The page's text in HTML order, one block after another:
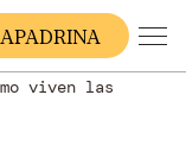
APADRINA
viven las